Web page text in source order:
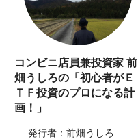
コンビニ店員兼投資家 前
畑うしろの「初心者がＥ
ＴＦ投資のプロになる計
画！」
発行者：前畑うしろ